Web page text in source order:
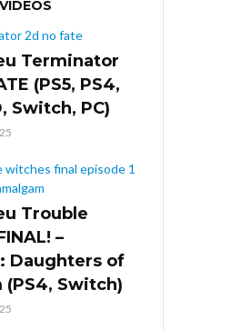
Terminator
(PS5, PS4,
Switch, PC)
Trouble
–
Daughters of
(PS4, Switch)